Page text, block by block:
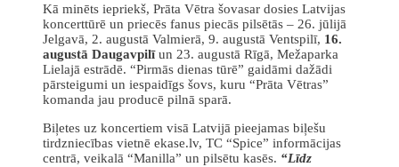
Kā minēts iepriekš, Prāta Vētra šovasar dosies Latvijas
koncerttūrē un priecēs fanus piecās pilsētās – 26. jūlijā
Jelgavā, 2. augustā Valmierā, 9. augustā Ventspilī, 16.
augustā Daugavpilīun 23. augustā Rīgā, Mežaparka
Lielajā estrādē. “Pirmās dienas tūrē” gaidāmi dažādi
pārsteigumi un iespaidīgs šovs, kuru “Prāta Vētras”
komanda jau producē pilnā sparā.
Biļetes uz koncertiem visā Latvijā pieejamas biļešu
tirdzniecības vietnē ekase.lv, TC “Spice” informācijas
centrā, veikalā “Manilla” un pilsētu kasēs. “Līdz